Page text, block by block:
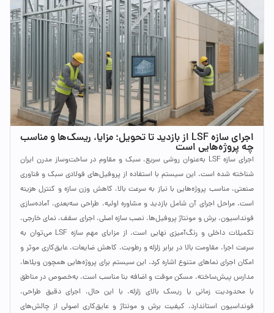
اجرای سازه LSF از بازدید تا تحویل؛ مزایا، ریسک‌ها و مناسب
چه پروژه‌هایی است
اجرای سازه LSF به‌عنوان روشی سریع، سبک و مقاوم در ساخت‌وساز مدرن ایران
شناخته شده است. این سیستم با استفاده از پروفیل‌های فولادی سبک و فناوری
صنعتی، مناسب پروژه‌هایی با نیاز به سرعت بالا، کاهش وزن سازه و کنترل هزینه
است. مراحل اجرای آن شامل بازدید و مشاوره اولیه، طراحی سه‌بعدی، آماده‌سازی
فونداسیون، برش و مونتاژ پروفیل‌ها، نصب سازه اصلی، اجرای سقف، نمای خارجی،
تکمیلات داخلی و رنگ‌آمیزی نهایی است. از مزایای مهم سازه LSF می‌توان به
سرعت اجرا، مقاومت بالا در برابر زلزله و رطوبت، کاهش ضایعات، عایق‌کاری موثر و
امکان اجرای نماهای متنوع اشاره کرد. این سیستم برای پروژه‌هایی همچون ویلاها،
مدارس پیش‌ساخته، مسکن موقت و اضافه بنا مناسب است، به‌خصوص در مناطق
با محدودیت زمانی یا ریسک بالای زلزله. با این حال، اجرای دقیق طراحی،
فونداسیون استاندارد، کیفیت برش و مونتاژ و عایق‌کاری اصولی از چالش‌های